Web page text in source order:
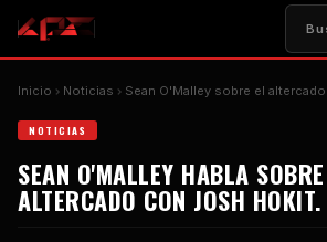
Inicio Noticias Sean O'Malley sobre el
NOTICIAS
SEAN O'MALLEY HABLA
ALTERCADO CON JOSH HOKIT.